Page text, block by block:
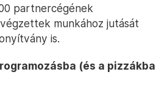
partnercégének
munkához jutását
is.
(és a pizzákba